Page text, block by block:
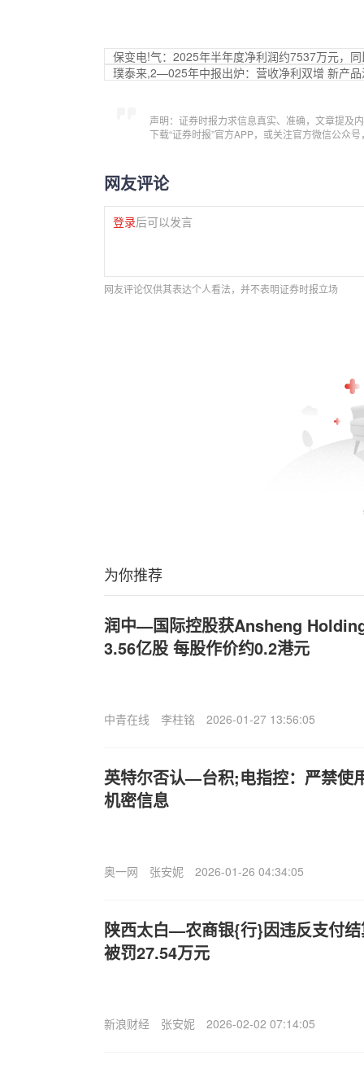
保变电!气：2025年半年度净利润约7537万元，
璞泰来,2—025年中报出炉：营收净利双增 新产
声明：证券时报力求信息真实、准确，文章提及
下载“证券时报”官方APP，或关注官方微信公众
网友评论
登录后可以发言
网友评论仅供其表达个人看法，并不表明证券时报立场
为你推荐
润中—国际控股获Ansheng
3.56亿股 每股作价约0.2港元
中青在线 李柱铭 2026-01-27 13:56:05
英特尔否认—台积;电指控：严禁使
机密信息
奥一网 张安妮 2026-01-26 04:34:05
陕西太白—农商银{行}因违反支付
被罚27.54万元
新浪财经 张安妮 2026-02-02 07:14:05